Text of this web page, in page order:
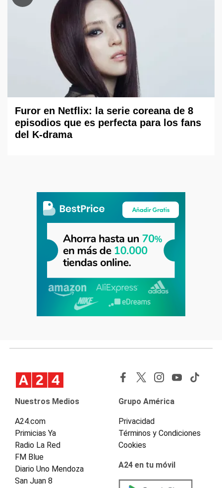
Furor en Netflix: la serie coreana de 8
episodios que es perfecta para los fans
del K-drama
Nuestros Medios
A24.com
Primicias Ya
Radio La Red
FM Blue
Diario Uno Mendoza
San Juan 8
Grupo América
Privacidad
Términos y Condiciones
Cookies
A24 en tu móvil